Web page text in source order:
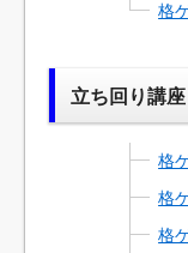
格
立ち回り講座
格
格
格